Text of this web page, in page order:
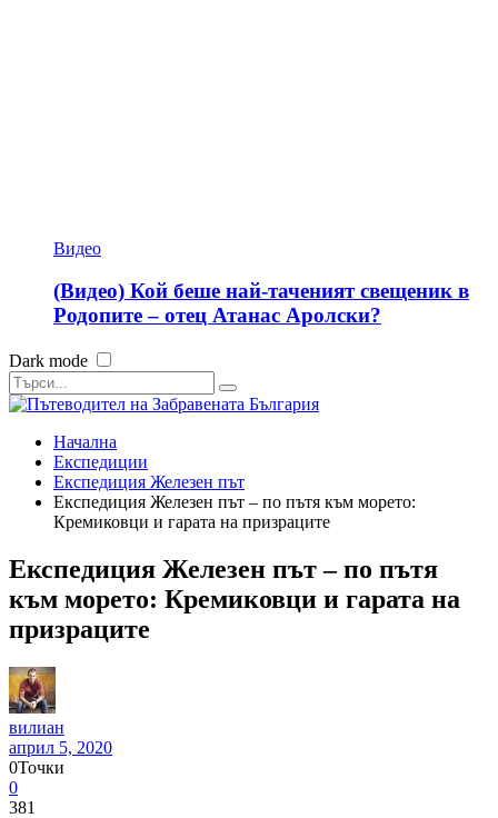
Видео
(Видео) Кой беше най-таченият свещеник в
Родопите – отец Атанас Аролски?
Dark mode
Начална
Експедиции
Експедиция Железен път
Експедиция Железен път – по пътя към морето:
Кремиковци и гарата на призраците
Експедиция Железен път – по пътя
към морето: Кремиковци и гарата на
призраците
вилиан
април 5, 2020
0Точки
0
381